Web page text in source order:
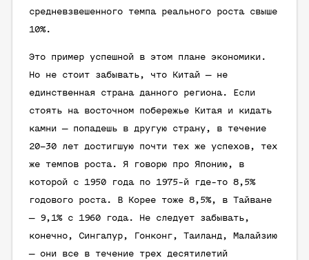
средневзвешенного темпа реального роста свыше
10%.
Это пример успешной в этом плане экономики.
Но не стоит забывать, что Китай — не
единственная страна данного региона. Если
стоять на восточном побережье Китая и кидать
камни — попадешь в другую страну, в течение
20–30 лет достигшую почти тех же успехов, тех
же темпов роста. Я говорю про Японию, в
которой с 1950 года по 1975-й где-то 8,5%
годового роста. В Корее тоже 8,5%, в Тайване
— 9,1% с 1960 года. Не следует забывать,
конечно, Сингапур, Гонконг, Таиланд, Малайзию
— они все в течение трех десятилетий